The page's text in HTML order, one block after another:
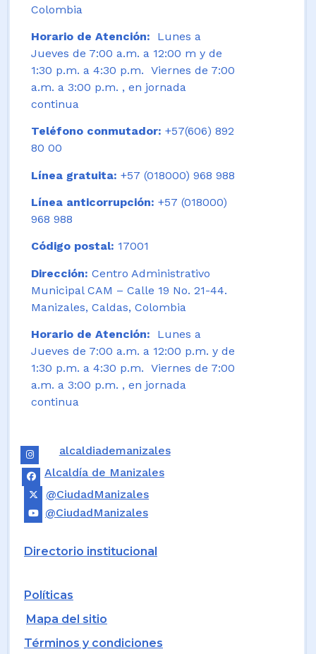
Colombia
Horario de Atención:
Lunes a
Jueves de 7:00 a.m. a 12:00 m y de
1:30 p.m. a 4:30 p.m. Viernes de 7:00
a.m. a 3:00 p.m. , en jornada
continua
Teléfono conmutador: +57(606) 892
80 00
Línea gratuita: +57 (018000) 968 988
Línea anticorrupción: +57 (018000)
968 988
Código postal: 17001
Dirección: Centro Administrativo
Municipal CAM – Calle 19 No. 21-44.
Manizales, Caldas, Colombia
Horario de Atención: Lunes a
Jueves de 7:00 a.m. a 12:00 p.m. y de
1:30 p.m. a 4:30 p.m. Viernes de 7:00
a.m. a 3:00 p.m. , en jornada
continua
alcaldiademanizales
Alcaldía de Manizales
@CiudadManizales
@CiudadManizales
Directorio institucional
Políticas
Mapa del sitio
Términos y condiciones